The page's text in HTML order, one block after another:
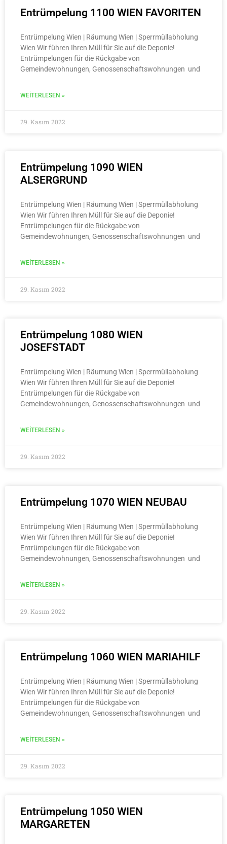
Entrümpelung 1100 WIEN FAVORITEN
Entrümpelung Wien | Räumung Wien | Sperrmüllabholung
Wien Wir führen Ihren Müll für Sie auf die Deponie!
Entrümpelungen für die Rückgabe von
Gemeindewohnungen, Genossenschaftswohnungen und
WEITERLESEN »
29. Kasım 2022
Entrümpelung 1090 WIEN
ALSERGRUND
Entrümpelung Wien | Räumung Wien | Sperrmüllabholung
Wien Wir führen Ihren Müll für Sie auf die Deponie!
Entrümpelungen für die Rückgabe von
Gemeindewohnungen, Genossenschaftswohnungen und
WEITERLESEN »
29. Kasım 2022
Entrümpelung 1080 WIEN
JOSEFSTADT
Entrümpelung Wien | Räumung Wien | Sperrmüllabholung
Wien Wir führen Ihren Müll für Sie auf die Deponie!
Entrümpelungen für die Rückgabe von
Gemeindewohnungen, Genossenschaftswohnungen und
WEITERLESEN »
29. Kasım 2022
Entrümpelung 1070 WIEN NEUBAU
Entrümpelung Wien | Räumung Wien | Sperrmüllabholung
Wien Wir führen Ihren Müll für Sie auf die Deponie!
Entrümpelungen für die Rückgabe von
Gemeindewohnungen, Genossenschaftswohnungen und
WEITERLESEN »
29. Kasım 2022
Entrümpelung 1060 WIEN MARIAHILF
Entrümpelung Wien | Räumung Wien | Sperrmüllabholung
Wien Wir führen Ihren Müll für Sie auf die Deponie!
Entrümpelungen für die Rückgabe von
Gemeindewohnungen, Genossenschaftswohnungen und
WEITERLESEN »
29. Kasım 2022
Entrümpelung 1050 WIEN
MARGARETEN